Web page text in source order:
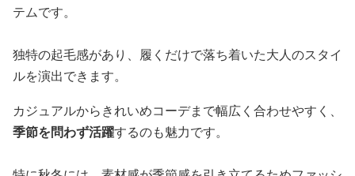
テムです。
独特の起毛感があり、履くだけで落ち着いた大人のスタイ
ルを演出できます。
カジュアルからきれいめコーデまで幅広く合わせやすく、
季節を問わず活躍するのも魅力です。